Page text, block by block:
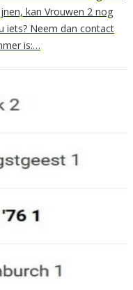
kan Vrouwen 2 nog
iets? Neem dan contact
is:…